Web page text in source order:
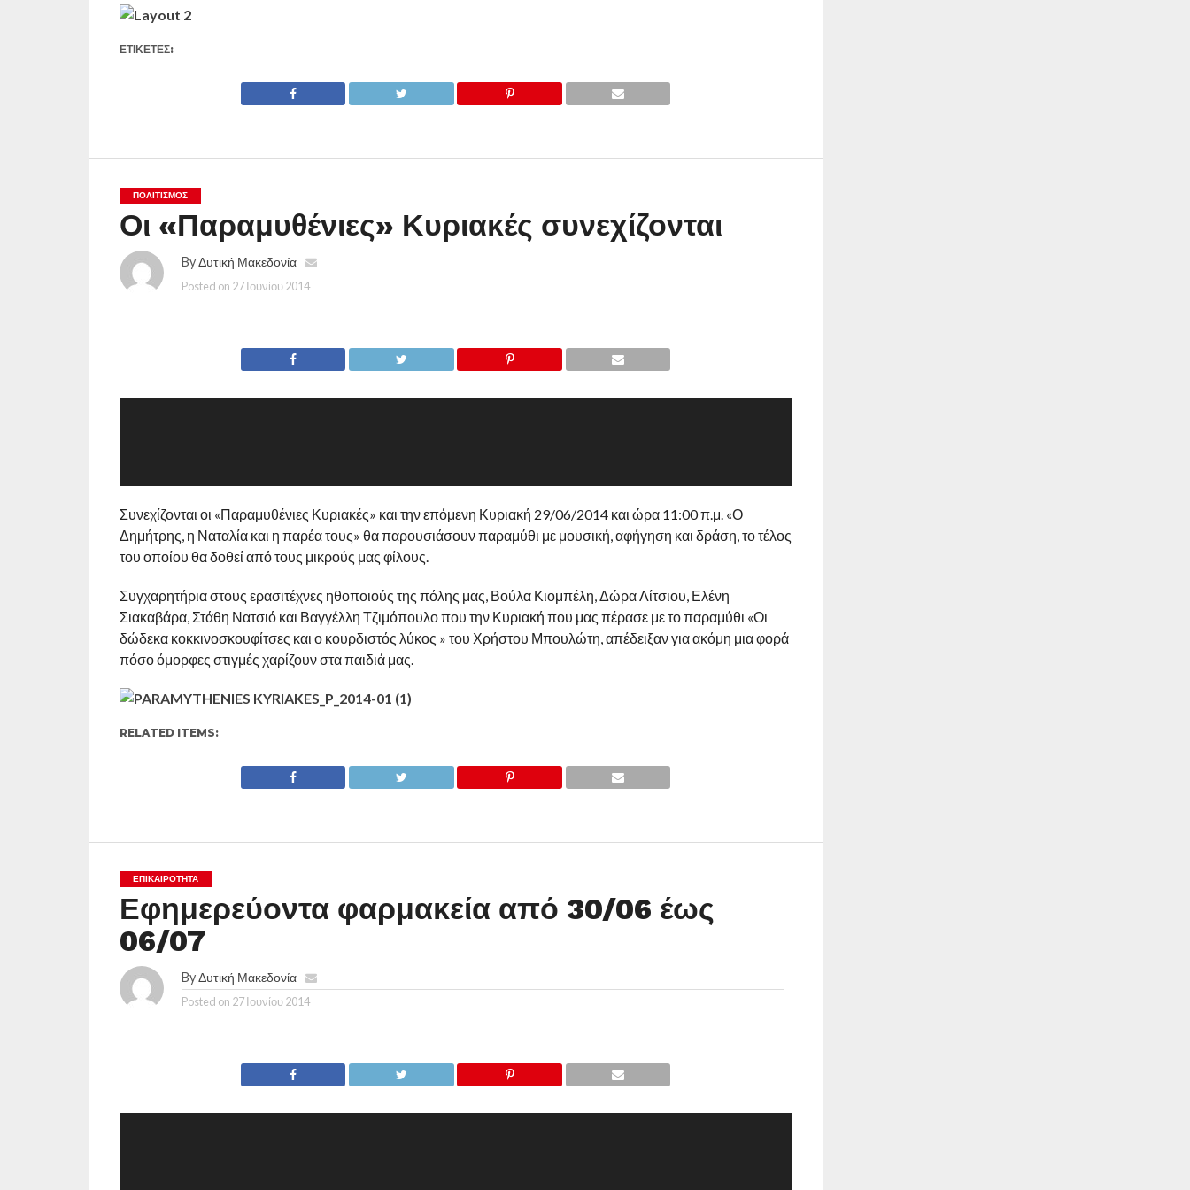
ΕΤΙΚΕΤΕΣ:
ΠΟΛΙΤΙΣΜΌΣ
Οι «Παραμυθένιες» Κυριακές συνεχίζονται
ByΔυτική Μακεδονία
Posted on 27 Ιουνίου 2014
Συνεχίζονται οι «Παραμυθένιες Κυριακές» και την επόμενη Κυριακή 29/06/2014 και ώρα 11:00 π.μ. «Ο
Δημήτρης, η Ναταλία και η παρέα τους» θα παρουσιάσουν παραμύθι με μουσική, αφήγηση και δράση, το τέλος
του οποίου θα δοθεί από τους μικρούς μας φίλους.
Συγχαρητήρια στους ερασιτέχνες ηθοποιούς της πόλης μας, Βούλα Κιομπέλη, Δώρα Λίτσιου, Ελένη
Σιακαβάρα, Στάθη Νατσιό και Βαγγέλλη Τζιμόπουλο που την Κυριακή που μας πέρασε με το παραμύθι «Οι
δώδεκα κοκκινοσκουφίτσες και ο κουρδιστός λύκος » του Χρήστου Μπουλώτη, απέδειξαν για ακόμη μια φορά
πόσο όμορφες στιγμές χαρίζουν στα παιδιά μας.
RELATED ITEMS:
ΕΠΙΚΑΙΡΟΤΗΤΑ
Εφημερεύοντα φαρμακεία από 30/06 έως
06/07
ByΔυτική Μακεδονία
Posted on 27 Ιουνίου 2014